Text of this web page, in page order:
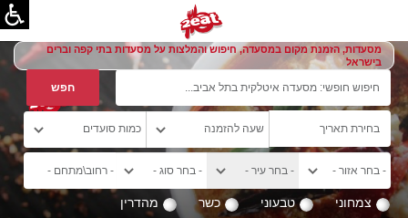
מסעדות, הזמנת מקום במסעדה, חיפוש והמלצות על מסעדות בתי קפה וברים
בישראל
צמחוני טבעוני כשר מהדרין